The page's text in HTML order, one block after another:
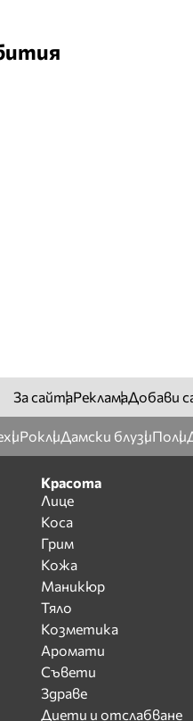
За сайтаРекламаДобави
РоклиДамски блузиПоли
Красота
Лице
Коса
Грим
Кожа
Маникюр
Тяло
Козметика
Аромати
Съвети
Здраве
Диети и отслабване